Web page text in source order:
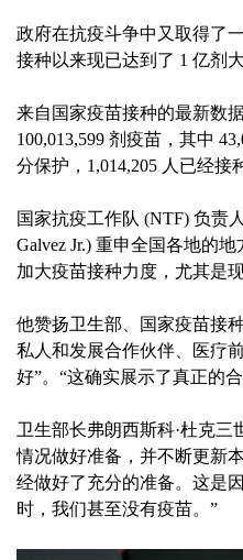
政府在抗疫斗争中又取得了
接种以来现已达到了 1 亿剂大
来自国家疫苗接种的最新数
100,013,599 剂疫苗，其中
分保护，1,014,205 人已经接
国家抗疫工作队 (NTF) 负责
Galvez Jr.) 重申全国各地的
加大疫苗接种力度，尤其是
他赞扬卫生部、国家疫苗接
私人和发展合作伙伴、医疗
好”。“这确实展示了真正的
卫生部长弗朗西斯科·杜克
情况做好准备，并不断更新
经做好了充分的准备。这是
时，我们甚至没有疫苗。”